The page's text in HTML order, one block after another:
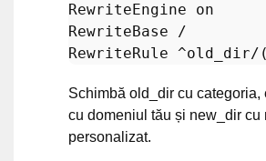
RewriteEngine
RewriteBase
/
RewriteRule ^old_dir/
Schimbă old_dir cu categoria,
cu domeniul tău și new_dir cu
personalizat.